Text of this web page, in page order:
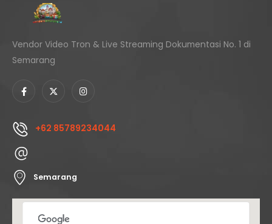
Vendor Video Tron & Live Streaming Dokumentasi No. 1 di
Semarang
+62 85789234044
Semarang